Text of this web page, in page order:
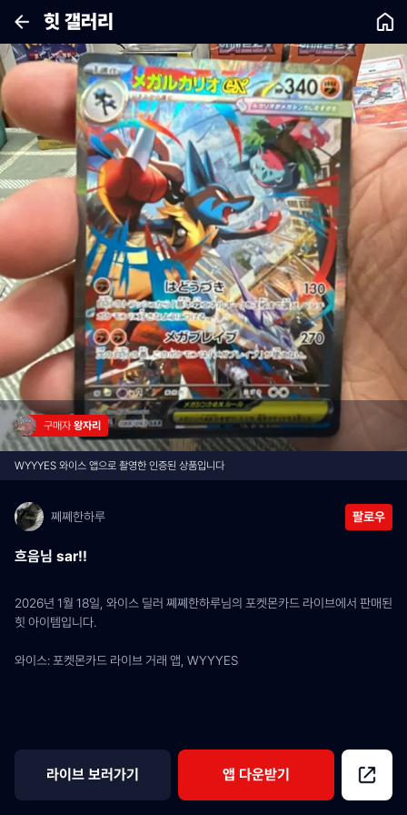
힛 갤러리
구매자 왕자리
WYYYES 와이스 앱으로 촬영한 인증된 상품입니다
쪠쪠한하루 팔로우
흐음님 sar!!
2026년 1월 18일, 와이스 딜러 쪠쪠한하루님의 포켓몬카드 라이브에서 판매된
힛 아이템입니다.
와이스: 포켓몬카드 라이브 거래 앱, WYYYES
라이브 보러가기 앱 다운받기